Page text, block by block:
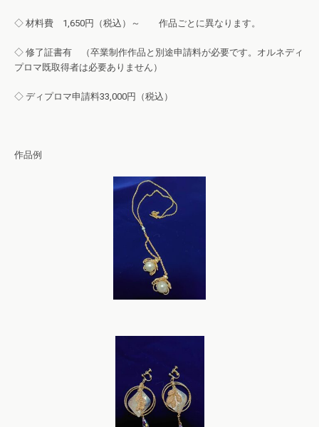
◇ 材料費 1,650円（税込）～ 作品ごとに異なります。
◇ 修了証書有 （卒業制作作品と別途申請料が必要です。オルネディ
プロマ既取得者は必要ありません）
◇ ディプロマ申請料33,000円（税込）
作品例